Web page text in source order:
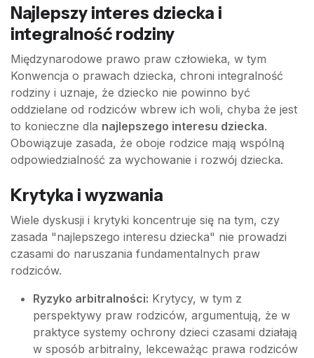
Najlepszy interes dziecka i
integralność rodziny
Międzynarodowe prawo praw człowieka, w tym
Konwencja o prawach dziecka, chroni integralność
rodziny i uznaje, że dziecko nie powinno być
oddzielane od rodziców wbrew ich woli, chyba że jest
to konieczne dla najlepszego interesu dziecka.
Obowiązuje zasada, że oboje rodzice mają wspólną
odpowiedzialność za wychowanie i rozwój dziecka.
Krytyka i wyzwania
Wiele dyskusji i krytyki koncentruje się na tym, czy
zasada "najlepszego interesu dziecka" nie prowadzi
czasami do naruszania fundamentalnych praw
rodziców.
Ryzyko arbitralności: Krytycy, w tym z
perspektywy praw rodziców, argumentują, że w
praktyce systemy ochrony dzieci czasami działają
w sposób arbitralny, lekceważąc prawa rodziców